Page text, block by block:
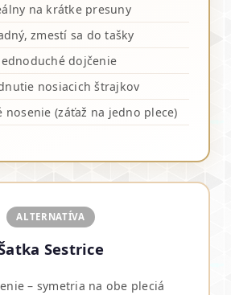
na krátke presuny
zmestí sa do tašky
dojčenie
nosiacich štrajkov
(záťaž na jedno plece)
ALTERNATÍVA
Sestrice
– symetria na obe pleciá